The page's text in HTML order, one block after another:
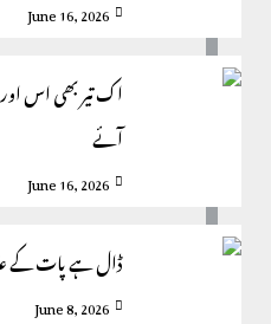
June 16, 2026
اک تیر بھی اس
آئے
June 16, 2026
ڈال ہے پات کے
June 8, 2026